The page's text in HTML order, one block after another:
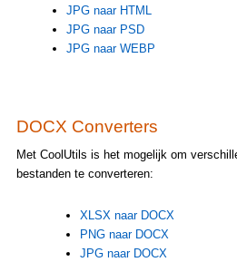
JPG naar HTML
JPG naar PSD
JPG naar WEBP
DOCX Converters
Met CoolUtils is het mogelijk om
bestanden te converteren:
XLSX naar DOCX
PNG naar DOCX
JPG naar DOCX